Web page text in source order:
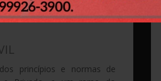
princípios e normas de